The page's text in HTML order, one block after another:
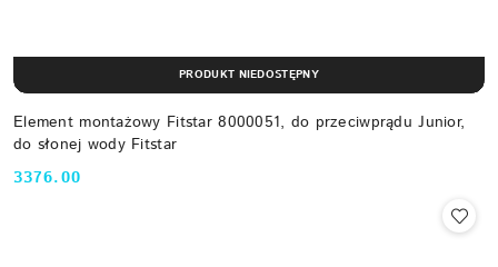
Element montażowy Fitstar 8000051, do przeciwprądu Junior,
do słonej wody Fitstar
Cena:
3376.00
PRODUKT NIEDOSTĘPNY